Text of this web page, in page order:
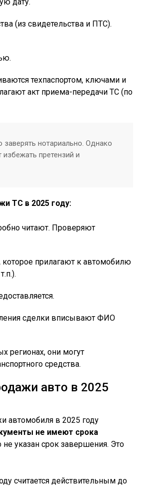
(из свидетельства и ПТС).
техпаспортом, ключами и
акт приема-передачи ТС (по
нотариально. Однако
претензий и
ТС в 2025 году:
читают. Проверяют
прилагают к автомобилю
сделки вписывают ФИО
регионах, они могут
средства.
авто в 2025
автомобиля в 2025 году
не имеют срока
не указан срок завершения. Это
считается действительным до